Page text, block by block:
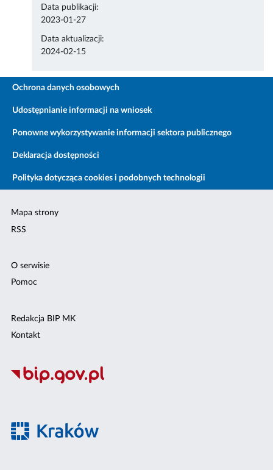
Data publikacji:
2023-01-27
Data aktualizacji:
2024-02-15
Ochrona danych osobowych
Udostępnianie informacji na wniosek
Ponowne wykorzystywanie informacji sektora publicznego
Deklaracja dostępności
Polityka dotycząca cookies i podobnych technologii
Mapa strony
RSS
O serwisie
Pomoc
Redakcja BIP MK
Kontakt